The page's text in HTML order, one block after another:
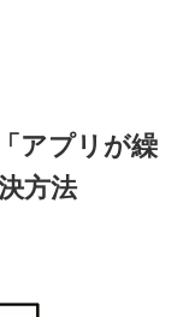
アプリが繰
方法